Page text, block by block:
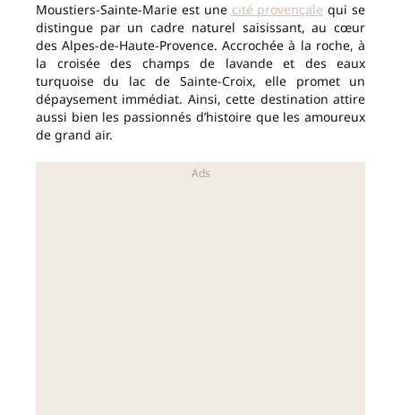
Moustiers-Sainte-Marie est une cité provençale qui se
distingue par un cadre naturel saisissant, au cœur
des Alpes-de-Haute-Provence. Accrochée à la roche, à
la croisée des champs de lavande et des eaux
turquoise du lac de Sainte-Croix, elle promet un
dépaysement immédiat. Ainsi, cette destination attire
aussi bien les passionnés d’histoire que les amoureux
de grand air.